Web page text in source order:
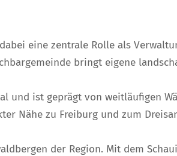
eine zentrale Rolle als
bringt eigene
und ist geprägt von weitläufigen
Nähe zu Freiburg und zum
der Region. Mit dem